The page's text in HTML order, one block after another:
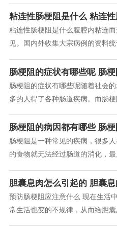
粘连性肠梗阻是什么 粘连
粘连性肠梗阻是什么腹腔内粘连
见。国内外收集大宗病例的资料
肠梗阻的症状有哪些呢 肠
肠梗阻的症状有哪些呢随着社会
多的人得了各种肠道疾病。而肠
肠梗阻的病因都有哪些 肠
肠梗阻是一种常见的疾病，很多
的食物就无法经过肠道的消化，
胆囊息肉怎么引起的 胆囊
预防肠梗阻应注意什么 现在生活
常生活也变的不规律，从而给胆